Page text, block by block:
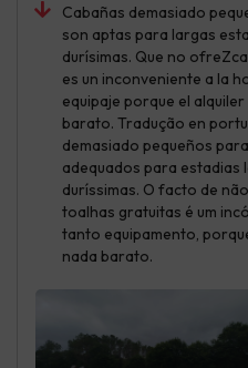
Cabañas demasiado
son aptas para largas
durísimas. Que no
es un inconveniente a la
equipaje porque el
barato. Tradução en
demasiado pequeños
adequados para estadias
duríssimas. O facto de
toalhas gratuitas é um
tanto equipamento,
nada barato.